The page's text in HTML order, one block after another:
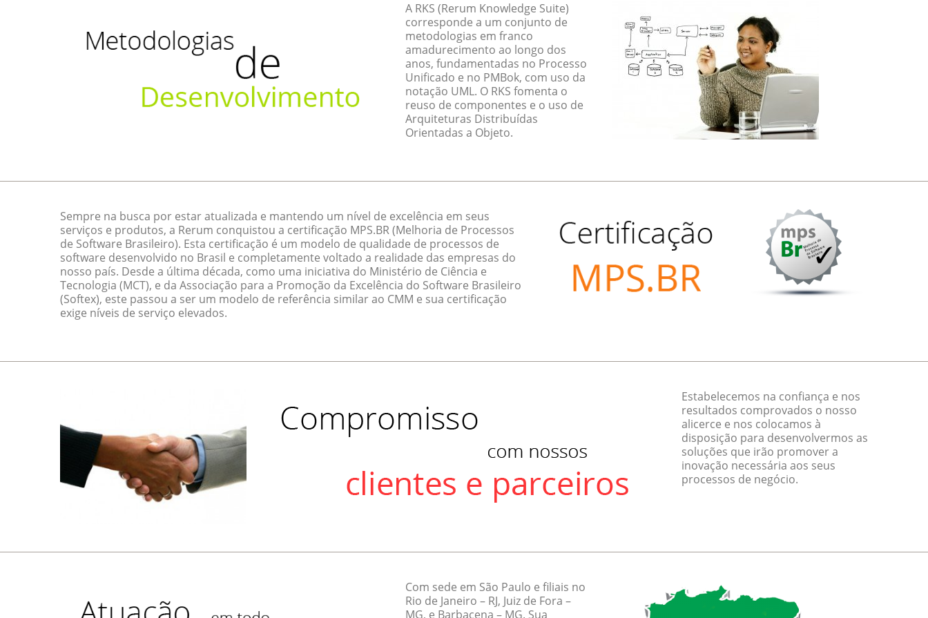
A RKS (Rerum Knowledge Suite)
corresponde a um conjunto de
metodologias em franco
amadurecimento ao longo dos
anos, fundamentadas no Processo
Unificado e no PMBok, com uso da
notação UML. O RKS fomenta o
reuso de componentes e o uso de
Arquiteturas Distribuídas
Orientadas a Objeto.
Sempre na busca por estar atualizada e mantendo um nível de excelência em seus
serviços e produtos, a Rerum conquistou a certificação MPS.BR (Melhoria de Processos
de Software Brasileiro). Esta certificação é um modelo de qualidade de processos de
software desenvolvido no Brasil e completamente voltado a realidade das empresas do
nosso país. Desde a última década, como uma iniciativa do Ministério de Ciência e
Tecnologia (MCT), e da Associação para a Promoção da Excelência do Software Brasileiro
(Softex), este passou a ser um modelo de referência similar ao CMM e sua certificação
exige níveis de serviço elevados.
Estabelecemos na confiança e nos
resultados comprovados o nosso
alicerce e nos colocamos à
disposição para desenvolvermos as
soluções que irão promover a
inovação necessária aos seus
processos de negócio.
Com sede em São Paulo e filiais no
Rio de Janeiro – RJ, Juiz de Fora –
MG, e Barbacena – MG. Sua